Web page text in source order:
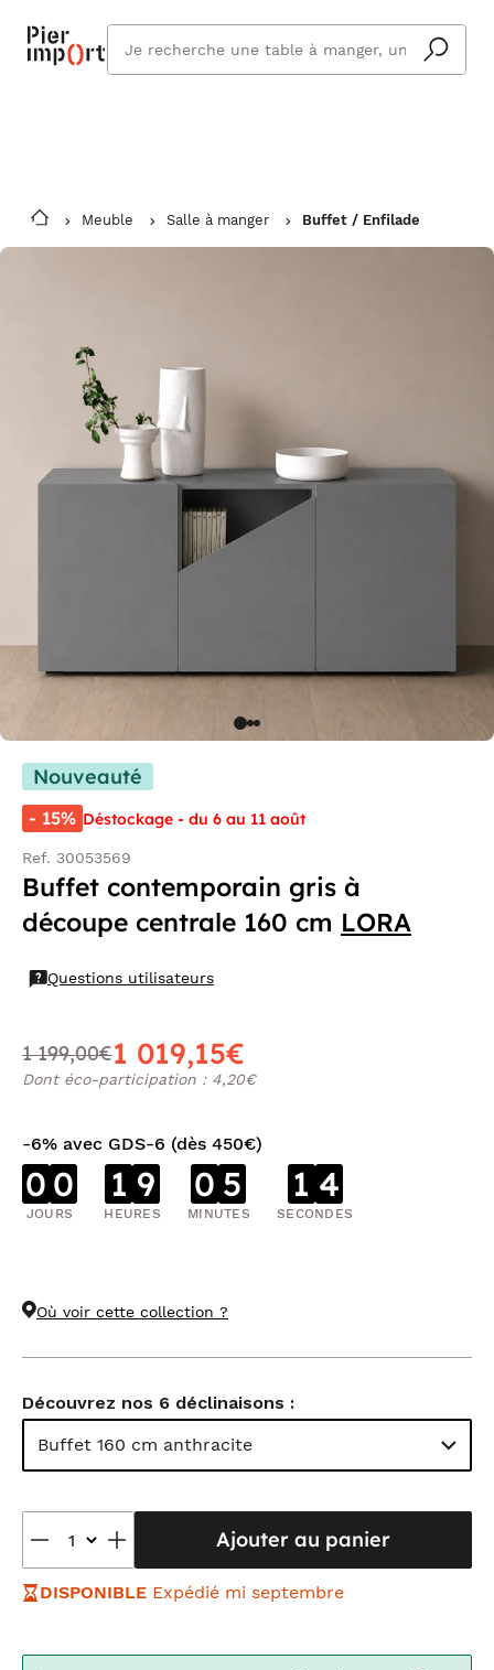
Vous êtes absent ? Pier Import s'adapte
et vous livre à votre retour.
En savoir plus
cherchez
vous ?
Meuble Salle à manger Buffet / Enfilade
Nouveauté
- 15% Déstockage - du 6 au 11 août
Ref. 30053569
Buffet contemporain gris à
découpe centrale 160 cm LORA
Questions utilisateurs
1 199,00€1 019,15€
Dont éco-participation : 4,20€
-6% avec GDS-6 (dès 450€)
0 0
JOURS
1 9
HEURES
0 5
MINUTES
1 3
SECONDES
Où voir cette collection ?
Découvrez nos 6 déclinaisons :
Buffet 160 cm anthracite
Ajouter au panier
DISPONIBLE Expédié mi septembre